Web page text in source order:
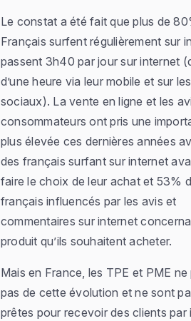
Le constat a été fait que plus de
Français surfent régulièrement sur
passent 3h40 par jour sur internet
d’une heure via leur mobile et sur
sociaux). La vente en ligne et les
consommateurs ont pris une
plus élevée ces dernières années
des français surfant sur internet
faire le choix de leur achat et 53%
français influencés par les avis et
commentaires sur internet
produit qu’ils souhaitent acheter.
Mais en France, les TPE et PME
pas de cette évolution et ne sont
prêtes pour recevoir des clients par